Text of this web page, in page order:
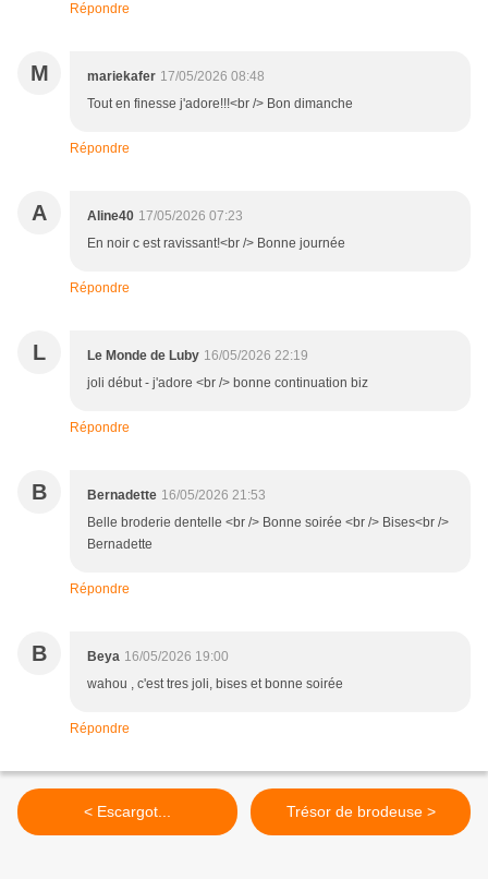
Répondre
M mariekafer 17/05/2026 08:48
Tout en finesse j'adore!!!<br /> Bon dimanche
Répondre
A Aline40 17/05/2026 07:23
En noir c est ravissant!<br /> Bonne journée
Répondre
L Le Monde de Luby 16/05/2026 22:19
joli début - j'adore <br /> bonne continuation biz
Répondre
B Bernadette 16/05/2026 21:53
Belle broderie dentelle <br /> Bonne soirée <br /> Bises<br />
Bernadette
Répondre
B Beya 16/05/2026 19:00
wahou , c'est tres joli, bises et bonne soirée
Répondre
< Escargot... Trésor de brodeuse >